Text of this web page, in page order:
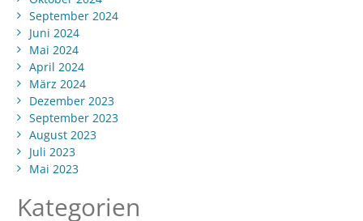
September 2024
Juni 2024
Mai 2024
April 2024
März 2024
Dezember 2023
September 2023
August 2023
Juli 2023
Mai 2023
Kategorien